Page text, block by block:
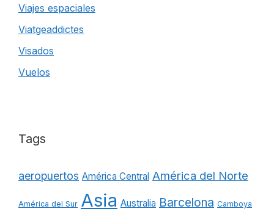
Viajes espaciales
Viatgeaddictes
Visados
Vuelos
Tags
aeropuertos América Central América del Norte
América del Sur Asia Australia Barcelona Camboya